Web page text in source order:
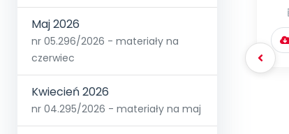
Maj 2026
nr 05.296/2026 - materiały na
czerwiec
Kwiecień 2026
nr 04.295/2026 - materiały na maj